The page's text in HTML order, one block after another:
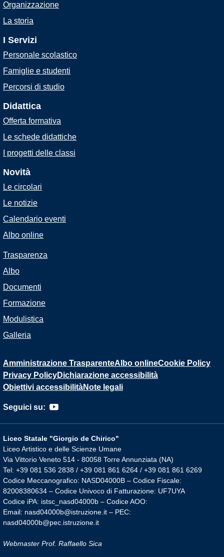
Organizzazione
La storia
I Servizi
Personale scolastico
Famiglie e studenti
Percorsi di studio
Didattica
Offerta formativa
Le schede didattiche
I progetti delle classi
Novità
Le circolari
Le notizie
Calendario eventi
Albo online
Trasparenza
Albo
Documenti
Formazione
Modulistica
Galleria
Amministrazione TrasparenteAlbo onlineCookie Policy
Privacy PolicyDichiarazione accessibilità
Obiettivi accessibilitàNote legali
Seguici su:
Liceo Statale "Giorgio de Chirico"
Liceo Artistico e delle Scienze Umane
Via Vittorio Veneto 514 - 80058 Torre Annunziata (NA)
Tel: +39 081 536 2838 / +39 081 861 6264 / +39 081 861 6269
Codice Meccanografico: NASD04000B – Codice Fiscale:
82008380634 – Codice Univoco di Fatturazione: UF7UYA
Codice iPA: istsc_nasd04000b – Codice AOO:
Email: nasd04000b@istruzione.it – PEC:
nasd04000b@pec.istruzione.it
Webmaster Prof. Raffaello Sica